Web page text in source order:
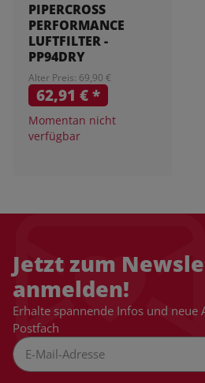
PIPERCROSS
PERFORMANCE
LUFTFILTER -
PP94DRY
Alter Preis: 69,90 €
62,91 €*
Momentan nicht
verfügbar
Jetzt zum
anmelden!
Erhalte spannende Infos und neue
Postfach